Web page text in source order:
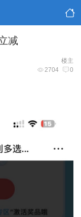
减
楼主
2704 0